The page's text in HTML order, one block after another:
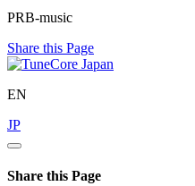
PRB-music
Share this Page
EN
JP
Share this Page